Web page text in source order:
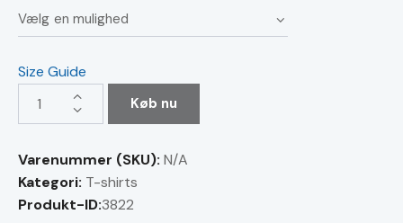
Size Guide
FREE
MORTEN
FRA
GÆLDSSLAVERI
-
Køb nu
Varenummer (SKU): N/A
Kategori: T-shirts
Produkt-ID:3822